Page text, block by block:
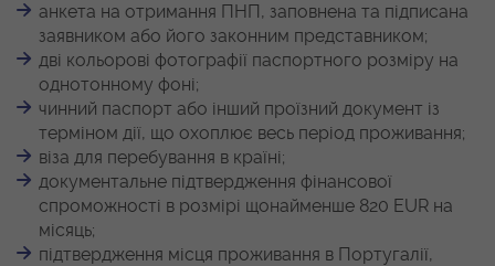
анкета на отримання ПНП, заповнена та підписана
заявником або його законним представником;
дві кольорові фотографії паспортного розміру на
однотонному фоні;
чинний паспорт або інший проїзний документ із
терміном дії, що охоплює весь період проживання;
віза для перебування в країні;
документальне підтвердження фінансової
спроможності в розмірі щонайменше 820 EUR на
місяць;
підтвердження місця проживання в Португалії,